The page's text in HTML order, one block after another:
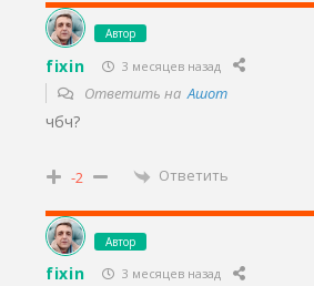
Автор
fixin 3 месяцев назад
Ответить наАшот
чбч?
-2 Ответить
Автор
fixin 3 месяцев назад